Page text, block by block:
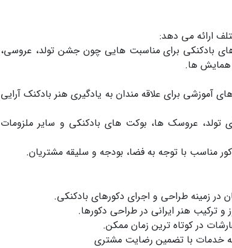
ارائه می دهد:
بادکنکی برای مناسبت هایی چون جشن تولد، عروسی،
همایش ها.
آموزشی برای علاقه مندان به یادگیری هنر بادکنک آرایی
تولد، عروسک ها، بوکت های بادکنکی و سایر ملزومات
مناسب با توجه به فضا، بودجه و سلیقه مشتریان.
و ترکیب هنر ایرانی در طراحی دکورها.
در کوتاه ترین زمان ممکن.
خدمات با تضمین رضایت مشتری